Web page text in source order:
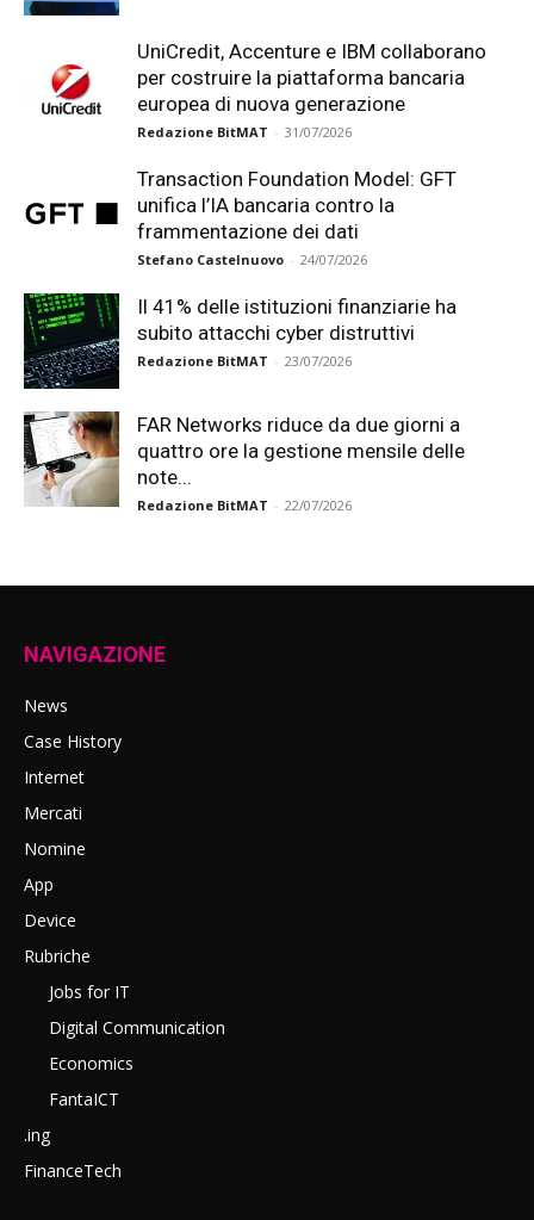
UniCredit, Accenture e IBM collaborano
per costruire la piattaforma bancaria
europea di nuova generazione
Redazione BitMAT - 31/07/2026
Transaction Foundation Model: GFT
unifica l’IA bancaria contro la
frammentazione dei dati
Stefano Castelnuovo - 24/07/2026
Il 41% delle istituzioni finanziarie ha
subito attacchi cyber distruttivi
Redazione BitMAT - 23/07/2026
FAR Networks riduce da due giorni a
quattro ore la gestione mensile delle
note...
Redazione BitMAT - 22/07/2026
NAVIGAZIONE
News
Case History
Internet
Mercati
Nomine
App
Device
Rubriche
Jobs for IT
Digital Communication
Economics
FantaICT
.ing
FinanceTech